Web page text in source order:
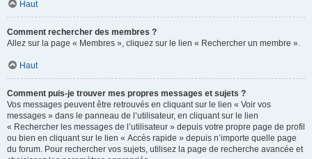
Haut
Comment rechercher des membres ?
Allez sur la page « Membres », cliquez sur le lien « Rechercher un membre ».
Haut
Comment puis-je trouver mes propres messages et sujets ?
Vos messages peuvent être retrouvés en cliquant sur le lien « Voir vos
messages » dans le panneau de l’utilisateur, en cliquant sur le lien
« Rechercher les messages de l’utilisateur » depuis votre propre page de profil
ou bien en cliquant sur le lien « Accès rapide » depuis n’importe quelle page
du forum. Pour rechercher vos sujets, utilisez la page de recherche avancée et